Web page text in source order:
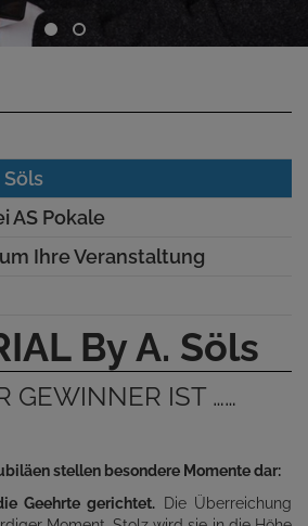
AS Pokale
Ihre Veranstaltung
By A. Söls
GEWINNER IST ……
stellen besondere Momente dar:
Geehrte gerichtet. Die Überreichung